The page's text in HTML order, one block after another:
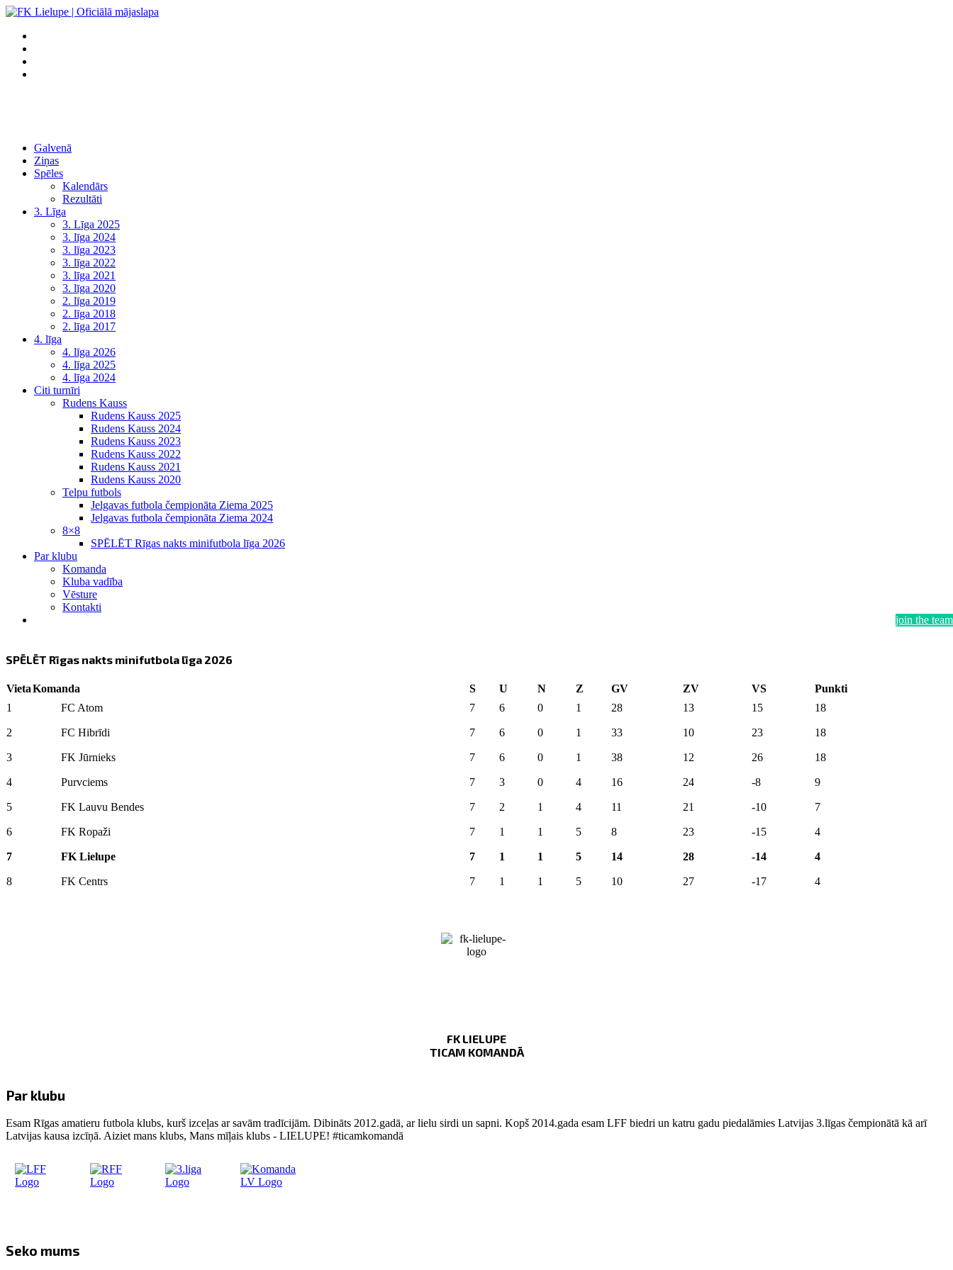
Galvenā
Ziņas
Spēles
Kalendārs
Rezultāti
3. Līga
3. Līga 2025
3. līga 2024
3. līga 2023
3. līga 2022
3. līga 2021
3. līga 2020
2. līga 2019
2. līga 2018
2. līga 2017
4. līga
4. līga 2026
4. līga 2025
4. līga 2024
Citi turnīri
Rudens Kauss
Rudens Kauss 2025
Rudens Kauss 2024
Rudens Kauss 2023
Rudens Kauss 2022
Rudens Kauss 2021
Rudens Kauss 2020
Telpu futbols
Jelgavas futbola čempionāta Ziema 2025
Jelgavas futbola čempionāta Ziema 2024
8×8
SPĒLĒT Rīgas nakts minifutbola līga 2026
Par klubu
Komanda
Kluba vadība
Vēsture
Kontakti
join the team
SPĒLĒT Rīgas nakts minifutbola līga 2026
VietaKomanda S U N Z GV ZV VS
Punkti
1
FC Atom 7 6 0 1 28 13 15 18
2 FC Hibrīdi 7 6 0 1 33 10 23 18
3 FK Jūrnieks 7 6 0 1 38 12 26 18
4 Purvciems 7 3 0 4 16 24 -8 9
5 FK Lauvu Bendes 7 2 1 4 11 21 -10 7
6 FK Ropaži 7 1 1 5 8 23 -15 4
7 FK Lielupe 7 1 1 5 14 28 -14 4
8 FK Centrs 7 1 1 5 10 27 -17 4
FK LIELUPE
TICAM KOMANDĀ
Par klubu
Esam Rīgas amatieru futbola klubs, kurš izceļas ar savām tradīcijām. Dibināts 2012.gadā, ar lielu sirdi un sapni. Kopš 2014.gada esam LFF biedri un katru gadu piedalāmies Latvijas 3.līgas čempionātā kā arī
Latvijas kausa izcīņā. Aiziet mans klubs, Mans mīļais klubs - LIELUPE! #ticamkomandā
Seko mums